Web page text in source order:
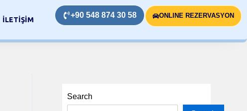
İLETİŞİM
+90 548 874 30 58 ONLINE REZERVASYON
Search